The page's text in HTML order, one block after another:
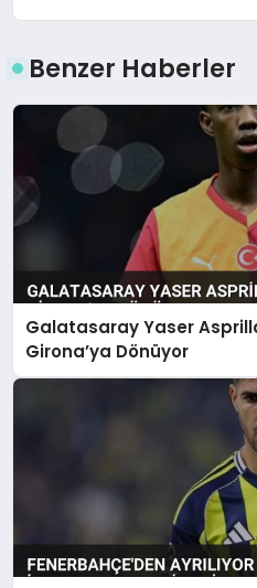
Benzer Haberler
Galatasaray Yaser Asprilla
Girona’ya Dönüyor